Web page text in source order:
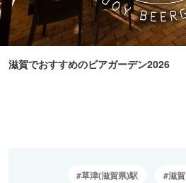
滋賀でおすすめのビアガーデン2026
草津(滋賀県)駅 滋賀